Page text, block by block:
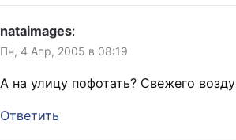
nataimages:
Пн, 4 Апр, 2005 в 08:19
А на улицу пофотать? Свежего
Ответить